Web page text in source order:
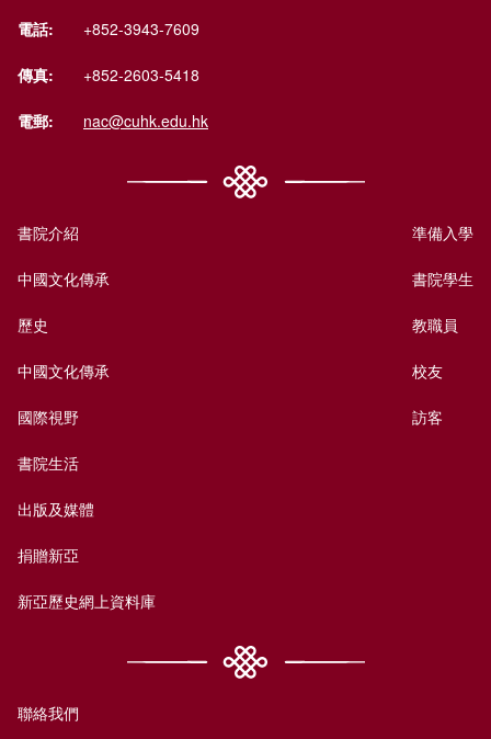
電話: +852-3943-7609
傳真: +852-2603-5418
電郵: nac@cuhk.edu.hk
書院介紹
中國文化傳承
歷史
中國文化傳承
國際視野
書院生活
出版及媒體
捐贈新亞
新亞歷史網上資料庫
準備入學
書院學生
教職員
校友
訪客
聯絡我們